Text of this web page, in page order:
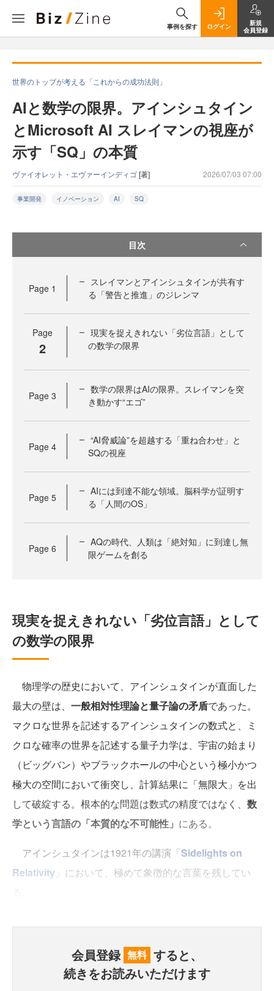
事例を探す ログイン
新規
会員登録
世界のトップが考える「これからの成功法則」
AIと数学の限界。アインシュタイン
とMicrosoft AI スレイマンの視座が
示す「SQ」の本質
ヴァイオレット・エヴァーインディゴ[著] 2026/07/03 07:00
事業開発 イノベーション AI SQ
目次
Page 1
スレイマンとアインシュタインが共有す
る「警告と推進」のジレンマ
Page
2
現実を捉えきれない「劣位言語」として
の数学の限界
Page 3
数学の限界はAIの限界。スレイマンを突
き動かす“エゴ”
Page 4
“AI脅威論”を超越する「重ね合わせ」と
SQの視座
Page 5
AIには到達不能な領域。脳科学が証明す
る「人間のOS」
Page 6
AQの時代、人類は「絶対知」に到達し無
限ゲームを創る
現実を捉えきれない「劣位言語」として
の数学の限界
物理学の歴史において、アインシュタインが直面した
最大の壁は、 一般相対性理論と量子論の矛盾であった。
マクロな世界を記述するアインシュタインの数式と、ミ
クロな確率の世界を記述する量子力学は、宇宙の始まり
（ビッグバン）やブラックホールの中心という極小かつ
極大の空間において衝突し、計算結果に「無限大」を出
して破綻する。根本的な問題は数式の精度ではなく、 数
学という言語の「本質的な不可能性」 にある。
アインシュタインは1921年の講演「Sidelights on
Relativity 」において、極めて象徴的な言葉を残してい
会員登録 無料 すると、
続きをお読みいただけます